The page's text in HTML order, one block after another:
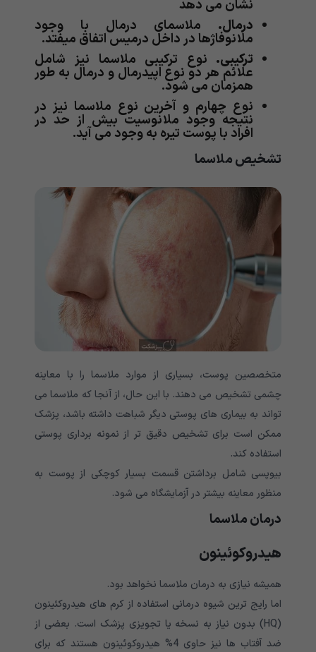
نشان می دهد
درمال. ملاسمای درمال با وجود
ملانوفاژها در داخل درمیس اتفاق میفتد.
ترکیبی. نوع ترکیبی ملاسما نیز شامل
علائم هر دو نوع اپیدرمال و درمال به طور
همزمان می شود.
نوع چهارم و آخرین نوع ملاسما نیز در
نتیجه وجود ملانوسیت بیش از حد در
افراد با پوست تیره به وجود می آید.
تشخیص ملاسما
متخصصین پوست، بسیاری از موارد ملاسما را با معاینه
چشمی تشخیص می دهند. با این حال، از آنجا که ملاسما می
تواند به بیماری های پوستی دیگر شباهت داشته باشد، پزشک
ممکن است برای تشخیص دقیق تر از نمونه برداری پوستی
استفاده کند.
بیوپسی شامل برداشتن قسمت بسیار کوچکی از پوست به
منظور معاینه بیشتر در آزمایشگاه می شود.
درمان ملاسما
هیدروکوئینون
همیشه نیازی به درمان ملاسما نخواهد بود.
اما رایج ترین شیوه درمانی استفاده از کرم های هیدروکئینون
(HQ) بدون نیاز به نسخه یا تجویزی پزشک است. بعضی از
ضد آفتاب ها نیز حاوی 4% هیدروکوئینون هستند که برای